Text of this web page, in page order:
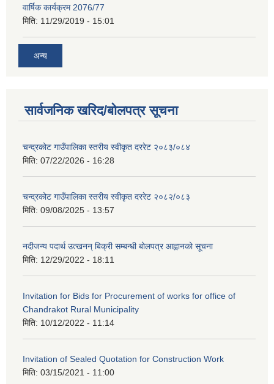
वार्षिक कार्यक्रम 2076/77
मिति: 11/29/2019 - 15:01
अन्य
सार्वजनिक खरिद/बोलपत्र सूचना
चन्द्रकोट गाउँपालिका स्तरीय स्वीकृत दररेट २०८३/०८४
मिति: 07/22/2026 - 16:28
चन्द्रकोट गाउँपालिका स्तरीय स्वीकृत दररेट २०८२/०८३
मिति: 09/08/2025 - 13:57
नदीजन्य पदार्थ उत्खनन् बिक्री सम्बन्धी बोलपत्र आह्वानको सूचना
मिति: 12/29/2022 - 18:11
Invitation for Bids for Procurement of works for office of
Chandrakot Rural Municipality
मिति: 10/12/2022 - 11:14
Invitation of Sealed Quotation for Construction Work
मिति: 03/15/2021 - 11:00